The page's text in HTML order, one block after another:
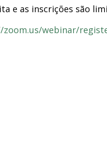
e as inscrições são
webinar/